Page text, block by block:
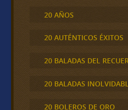
20 AÑOS
20 AUTÉNTICOS ÉXITOS
20 BALADAS DEL
20 BALADAS
20 BOLEROS DE ORO